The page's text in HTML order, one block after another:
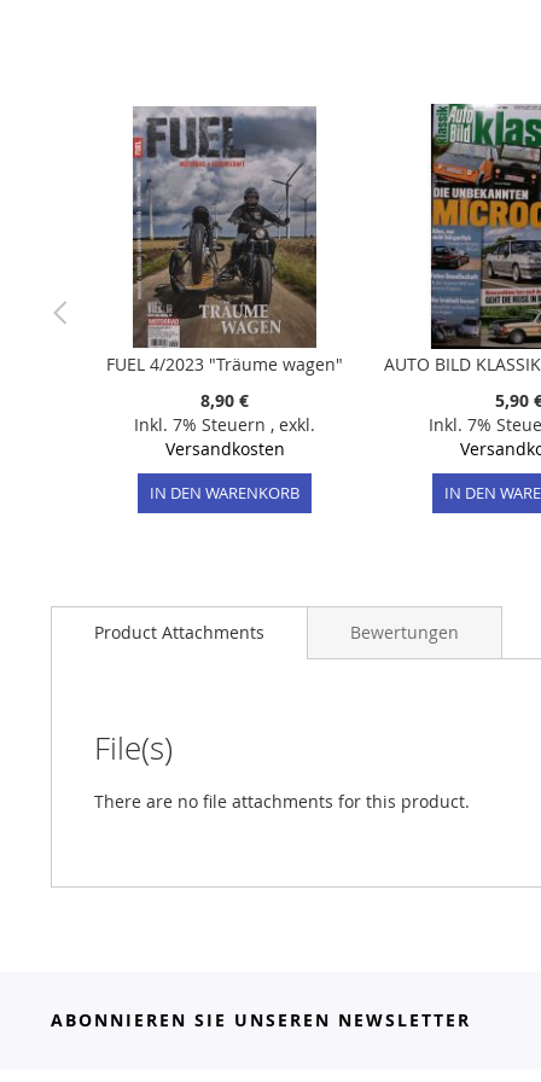
FUEL 4/2023 "Träume wagen"
8,90 €
Inkl. 7% Steuern , exkl.
Versandkosten
IN DEN WARENKORB
5,90
Inkl. 7%
IN DEN
Product Attachments
File(s)
There are no file attachments for this product.
Bewertungen
ABONNIEREN SIE UNSEREN NEWSLETTER